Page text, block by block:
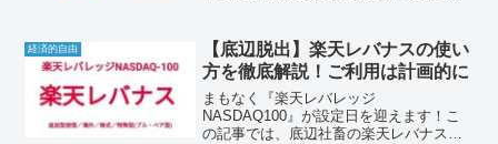
望の投資結果をお楽しみください。
経済的自由
【底辺脱出】楽天レバナスの使い
方を徹底解説！ご利用は計画的に
まもなく『楽天レバレッジ
NASDAQ100』が設定日を迎えます！こ
の記事では、底辺社畜の楽天レバナスの